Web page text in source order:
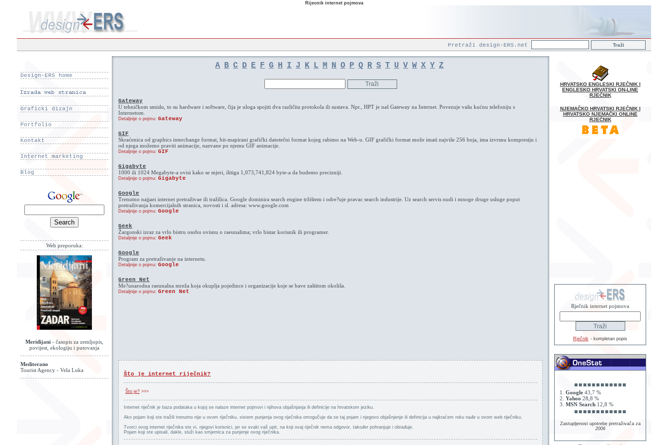
Rijecnik internet pojmova
Pretraži design-ERS.net
Design-ERS home
Graficki dizajn
Portfolio
Kontakt
Internet marketing
Blog
Web preporuka:
Meridijani - časopis za zemljopis,
povijest, ekologiju i putovanja
Mediterano
Tourist Agency - Vela Luka
A B C D E F G H I J K L M N O P Q R S T U V W X Y Z
Gateway
U tehničkom smislu, to su hardware i software, čija je uloga spojiti dva različita protokola ili sustava. Npr., HPT je naš Gateway na Internet. Povezuje vašu kućnu telefoniju s
Internetom.
Detaljnije o pojmu: Gateway
GIF
Skraćenica od graphics interchange format, bit-mapirani grafički datotečni format kojeg rabimo na Web-u. GIF grafički format može imati najviše 256 boja, ima izvrsnu kompresiju i
od njega možemo praviti animacije, nazvane po njemu GIF animacije.
Detaljnije o pojmu: GIF
Gigabyte
1000 ili 1024 Megabyte-a ovisi kako se mjeri, ilitiga 1,073,741,824 byte-a da budemo precizniji.
Detaljnije o pojmu: Gigabyte
Google
Trenutno najjaei internet pretraživae ili tražilica. Google dominira search engine tržištem i odre?uje pravac search industrije. Uz search servis nudi i mnoge druge usluge poput
pretraživanja komercijalnih stranica, novosti i sl. adresa: www.google.com
Detaljnije o pojmu: Google
Geek
Žargonski izraz za vrlo bistru osobu ovisnu o raeunalima; vrlo bistar korisnik ili programer.
Detaljnije o pojmu: Geek
Google
Program za pretraživanje na internetu.
Detaljnije o pojmu: Google
Green Net
Me?unarodna raeunalna mreža koja okuplja pojedince i organizacije koje se bave zaštitom okoliša.
Detaljnije o pojmu: Green Net
Što je internet riječnik?
Što je? >>>
Internet riječnik je baza podataka u kojoj se nalaze internet pojmovi i njihova objašnjanja ili definicije na hrvatskom jeziku.
Ako pojam koji ste tražili trenutno nije u ovom riječniku, sistem punjenja ovog riječnika omogučuje da se taj pojam i njegovo objašnjenje ili definicija u najkraćem roku nađe u ovom web riječniku.
Tvorci ovog internet riječnika ste vi, njegovi korisnici, jer se svaki vaš upit, na koji ovaj riječnik nema odgovor, također pohranjuje i obrađuje.
Pojam koji ste upisali, dakle, služi kao smjernica za punjenje ovog riječnika.
HRVATSKO ENGLESKI RJEČNIK I
ENGLESKO HRVATSKI ON-LINE
RJEČNIK
NJEMAČKO HRVATSKI RJEČNIK I
HRVATSKO NJEMAČKI ONLINE
RJEČNIK
Rječnik internet pojmova
Rječnik - kompletan popis
1. Google 43,7 %
2. Yahoo 28,8 %
3. MSN Search 12,8 %
Zastupljenost upotrebe pretraživača za
2006